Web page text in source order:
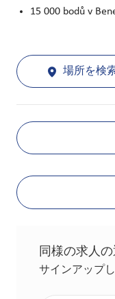
15 000 bodů v
場所を検
同様の求人
サインアップ